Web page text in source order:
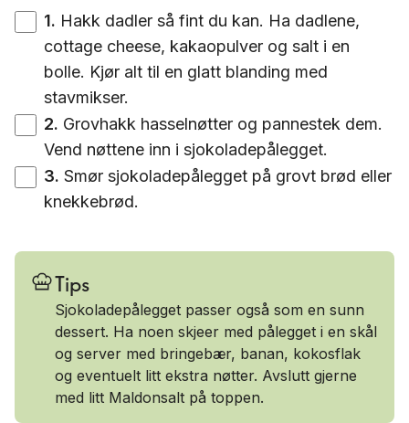
1. Hakk dadler så fint du kan. Ha dadlene,
cottage cheese, kakaopulver og salt i en
bolle. Kjør alt til en glatt blanding med
stavmikser.
2. Grovhakk hasselnøtter og pannestek dem.
Vend nøttene inn i sjokoladepålegget.
3. Smør sjokoladepålegget på grovt brød eller
knekkebrød.
Tips
Sjokoladepålegget passer også som en sunn
dessert. Ha noen skjeer med pålegget i en skål
og server med bringebær, banan, kokosflak
og eventuelt litt ekstra nøtter. Avslutt gjerne
med litt Maldonsalt på toppen.